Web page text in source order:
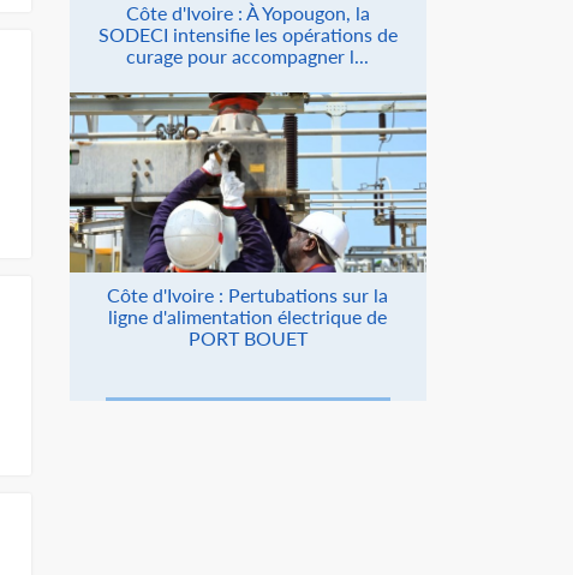
Côte d'Ivoire : À Yopougon, la
SODECI intensifie les opérations de
curage pour accompagner l...
Côte d'Ivoire : Pertubations sur la
ligne d'alimentation électrique de
PORT BOUET